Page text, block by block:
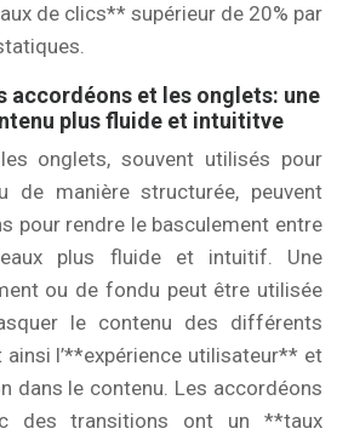
de clics** supérieur de 20% par
accordéons et les onglets: une
plus fluide et intuititve
onglets, souvent utilisés pour
de manière structurée, peuvent
pour rendre le basculement entre
plus fluide et intuitif. Une
ou de fondu peut être utilisée
le contenu des différents
ainsi l’**expérience utilisateur** et
dans le contenu. Les accordéons
des transitions ont un **taux